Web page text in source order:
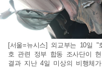
[서울=뉴시스] 외교부는 10일
호 관련 정부 합동 조사단이
결과 지난 4일 미상의 비행체